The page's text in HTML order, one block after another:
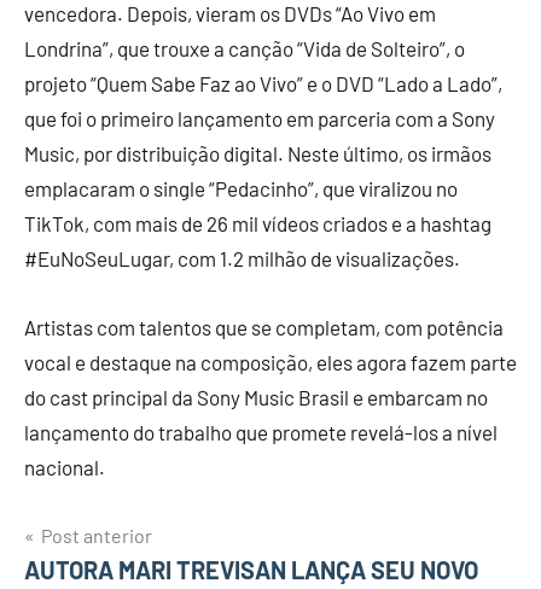
vencedora. Depois, vieram os DVDs “Ao Vivo em
Londrina”, que trouxe a canção “Vida de Solteiro”, o
projeto “Quem Sabe Faz ao Vivo” e o DVD “Lado a Lado”,
que foi o primeiro lançamento em parceria com a Sony
Music, por distribuição digital. Neste último, os irmãos
emplacaram o single “Pedacinho”, que viralizou no
TikTok, com mais de 26 mil vídeos criados e a hashtag
#EuNoSeuLugar, com 1.2 milhão de visualizações.
Artistas com talentos que se completam, com potência
vocal e destaque na composição, eles agora fazem parte
do cast principal da Sony Music Brasil e embarcam no
lançamento do trabalho que promete revelá-los a nível
nacional.
Navegação
Post anterior
AUTORA MARI TREVISAN LANÇA SEU NOVO